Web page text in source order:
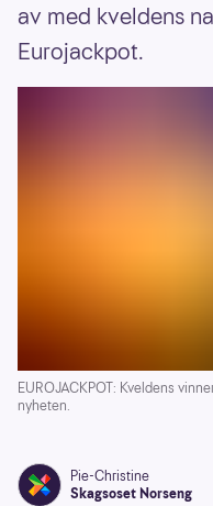
av med kveldens
Eurojackpot.
EUROJACKPOT: Kveldens
nyheten.
Pie-Christine
Skagsoset Norseng